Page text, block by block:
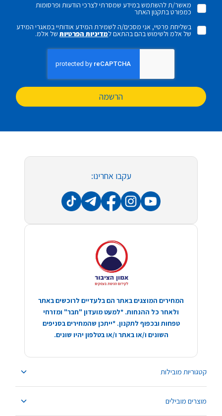
מאשר/ת להשתמש במידע שמסרתי לצרכי הודעות ופרסומות
כמפורט בתקנון האתר
בשליחת פרטיי, אני מסכים/ה לשמירת המידע אודותיי במאגרי המידע
של אלמ ולשימוש בהם בהתאם למדיניות הפרטיותשל אלמ.
הרשמה
קטגוריות מובילות
מוצרים מובילים
עקבו אחרינו:
המחירים המוצגים באתר הם בלעדיים לרוכשים באתר
ולאחר כל ההנחות. *למעט מועדון "חבר" ומזרחי
טפחות ובכפוף לתקנון. *ייתכן שהמחירים בסניפים
השונים ו/או באתר ו/או בטלפון יהיו שונים.